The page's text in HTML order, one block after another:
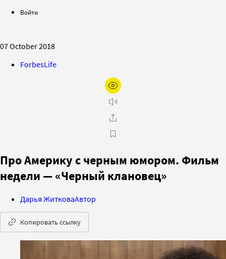
Войти
07 October 2018
ForbesLife
Про Америку с черным юмором. Фильм
недели — «Черный клановец»
Дарья ЖитковаАвтор
Копировать ссылку